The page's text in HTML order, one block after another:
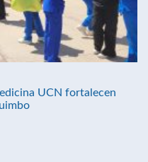
UCN fortalecen